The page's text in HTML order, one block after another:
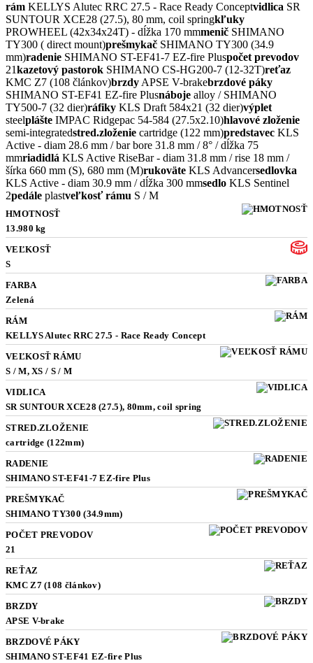
rám KELLYS Alutec RRC 27.5 - Race Ready Conceptvidlica SR
SUNTOUR XCE28 (27.5), 80 mm, coil springkľuky
PROWHEEL (42x34x24T) - dĺžka 170 mmmenič SHIMANO
TY300 ( direct mount)prešmykač SHIMANO TY300 (34.9
mm)radenie SHIMANO ST-EF41-7 EZ-fire Pluspočet prevodov
21kazetový pastorok SHIMANO CS-HG200-7 (12-32T)reťaz
KMC Z7 (108 článkov)brzdy APSE V-brakebrzdové páky
SHIMANO ST-EF41 EZ-fire Plusnáboje alloy / SHIMANO
TY500-7 (32 dier)ráfiky KLS Draft 584x21 (32 dier)výplet
steelplášte IMPAC Ridgepac 54-584 (27.5x2.10)hlavové zloženie
semi-integratedstred.zloženie cartridge (122 mm)predstavec KLS
Active - diam 28.6 mm / bar bore 31.8 mm / 8° / dĺžka 75
mmriadidlá KLS Active RiseBar - diam 31.8 mm / rise 18 mm /
šírka 660 mm (S), 680 mm (M)rukoväte KLS Advancersedlovka
KLS Active - diam 30.9 mm / dĺžka 300 mmsedlo KLS Sentinel
2pedále plastveľkosť rámu S / M
HMOTNOSŤ
13.980 kg
VEĽKOSŤ
S
FARBA
Zelená
RÁM
KELLYS Alutec RRC 27.5 - Race Ready Concept
VEĽKOSŤ RÁMU
S / M, XS / S / M
VIDLICA
SR SUNTOUR XCE28 (27.5), 80mm, coil spring
STRED.ZLOŽENIE
cartridge (122mm)
RADENIE
SHIMANO ST-EF41-7 EZ-fire Plus
PREŠMYKAČ
SHIMANO TY300 (34.9mm)
POČET PREVODOV
21
REŤAZ
KMC Z7 (108 článkov)
BRZDY
APSE V-brake
BRZDOVÉ PÁKY
SHIMANO ST-EF41 EZ-fire Plus